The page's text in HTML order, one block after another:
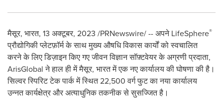
मैसूर, भारत, 13 अक्टूबर, 2023 /PRNewswire/ -- अपने LifeSphere®
प्रौद्योगिकी प्लेटफ़ॉर्म के साथ मुख्य औषधि विकास कार्यों को स्वचालित
करने के लिए डिज़ाइन किए गए जीवन विज्ञान सॉफ़्टवेयर के अग्रणी प्रदाता,
ArisGlobal ने हाल ही में मैसूर, भारत में एक नए कार्यालय की घोषणा की है।
सिल्वर स्पिरिट टेक पार्क में स्थित 22,500 वर्ग फुट का नया कार्यालय
उन्नत कार्यक्षेत्र और अत्याधुनिक तकनीक से सुसज्जित है।